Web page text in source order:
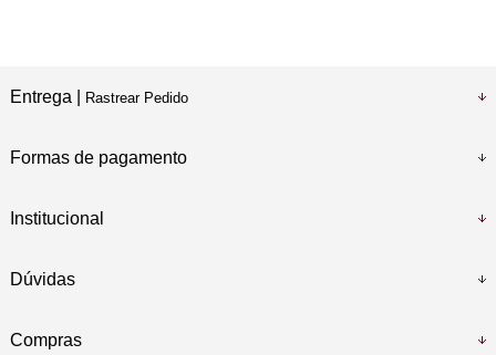
Entrega | Rastrear Pedido
Formas de pagamento
Institucional
Dúvidas
Compras